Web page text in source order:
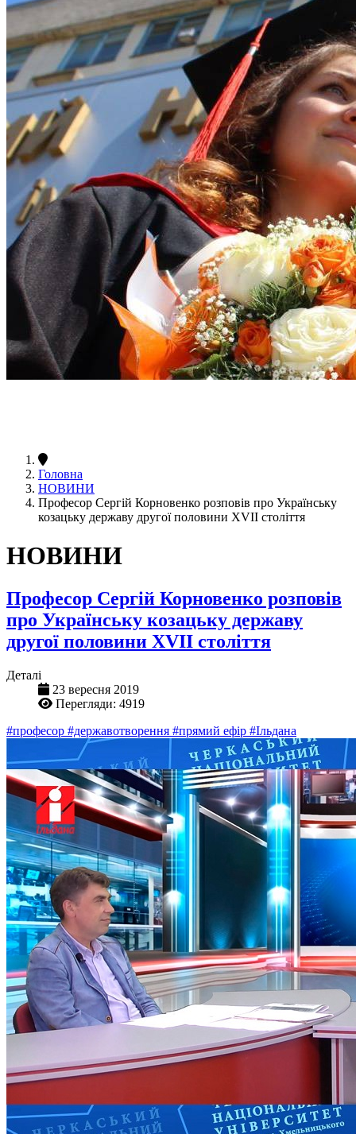
Головна
НОВИНИ
Професор Сергій Корновенко розповів про Українську
козацьку державу другої половини ХVІІ століття
НОВИНИ
Професор Сергій Корновенко розповів
про Українську козацьку державу
другої половини ХVІІ століття
Деталі
23 вересня 2019
Перегляди: 4919
#професор #державотворення #прямий ефір #Ільдана